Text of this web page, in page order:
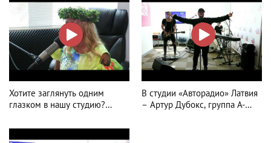
Хотите заглянуть одним
глазком в нашу студию?
В студии «Авторадио» Латвия
– Артур Дубокс, группа A-